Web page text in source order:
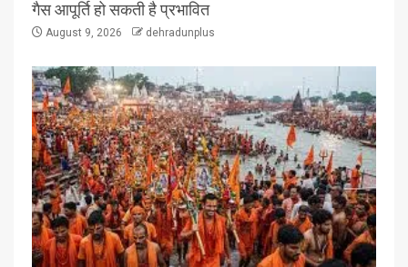
गैस आपूर्ति हो सकती है प्रभावित
August 9, 2026 dehradunplus